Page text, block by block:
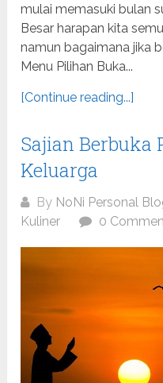
mulai memasuki bulan
Besar harapan kita
namun bagaimana jika
Menu Pilihan Buka...
[Continue reading...]
Sajian Berbuka
Keluarga
By NoNi Personal
Kuliner
0